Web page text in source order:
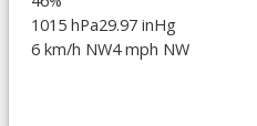
1015 hPa29.97 inHg
6 km/h NW4 mph NW